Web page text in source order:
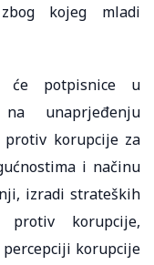
kojeg mladi
će potpisnice u
unaprjeđenju
protiv korupcije za
i načinu
izradi strateških
korupcije,
korupcije